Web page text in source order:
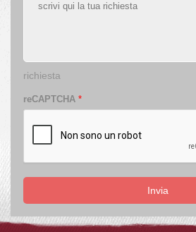
richiesta
reCAPTCHA *
Invia